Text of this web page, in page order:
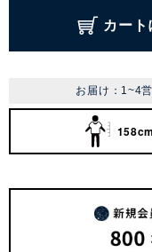
カート
お届け：1~4